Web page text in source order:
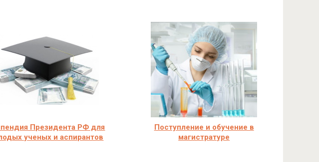
Президента РФ для
ученых и аспирантов
Поступление и обучение в
магистратуре